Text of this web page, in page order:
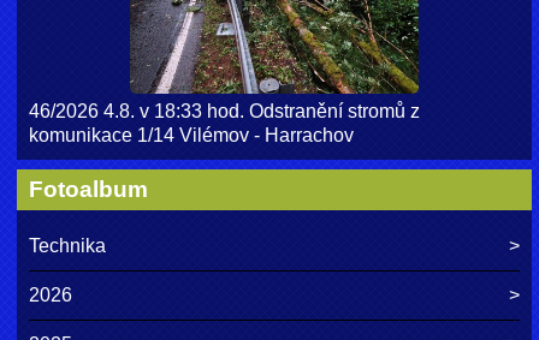
46/2026 4.8. v 18:33 hod. Odstranění stromů z
komunikace 1/14 Vilémov - Harrachov
Fotoalbum
Technika
2026